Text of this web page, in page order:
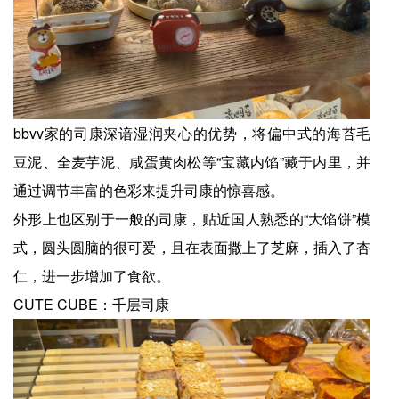
bbvv家的司康深谙湿润夹心的优势，将偏中式的海苔毛
豆泥、全麦芋泥、咸蛋黄肉松等“宝藏内馅”藏于内里，并
通过调节丰富的色彩来提升司康的惊喜感。
外形上也区别于一般的司康，贴近国人熟悉的“大馅饼”模
式，圆头圆脑的很可爱，且在表面撒上了芝麻，插入了杏
仁，进一步增加了食欲。
CUTE CUBE：千层司康